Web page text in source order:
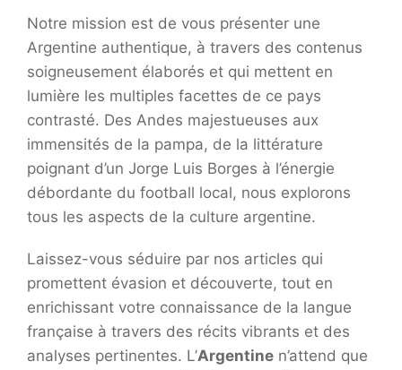
Notre mission est de vous présenter une
Argentine authentique, à travers des contenus
soigneusement élaborés et qui mettent en
lumière les multiples facettes de ce pays
contrasté. Des Andes majestueuses aux
immensités de la pampa, de la littérature
poignant d’un Jorge Luis Borges à l’énergie
débordante du football local, nous explorons
tous les aspects de la culture argentine.
Laissez-vous séduire par nos articles qui
promettent évasion et découverte, tout en
enrichissant votre connaissance de la langue
française à travers des récits vibrants et des
analyses pertinentes. L’Argentine n’attend que